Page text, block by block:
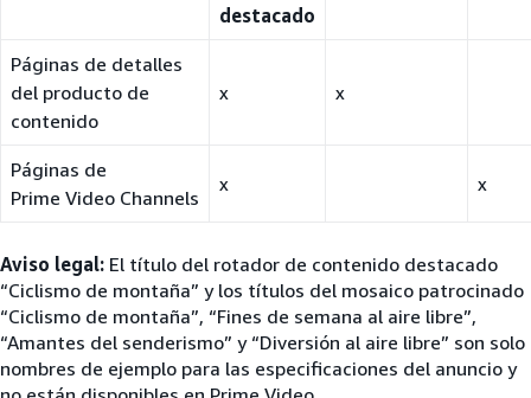
destacado
Páginas de detalles
del producto de
contenido
x x
Páginas de
Prime Video Channels
x x
Aviso legal: El título del rotador de contenido destacado
“Ciclismo de montaña” y los títulos del mosaico patrocinado
“Ciclismo de montaña”, “Fines de semana al aire libre”,
“Amantes del senderismo” y “Diversión al aire libre” son solo
nombres de ejemplo para las especificaciones del anuncio y